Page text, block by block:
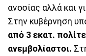
ανοσίας αλλά και
Στην κυβέρνηση
από 3 εκατ.
ανεμβολίαστοι.